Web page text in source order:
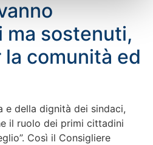
ma sostenuti,
la comunità ed
della dignità dei sindaci,
il ruolo dei primi cittadini
Così il Consigliere